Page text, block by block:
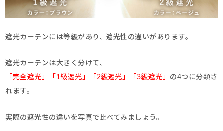
遮光カーテンには等級があり、遮光性の違いがあります。
遮光カーテンは大きく分けて、
「完全遮光」「1級遮光」「2級遮光」「3級遮光」 の4つに分類さ
れます。
実際の遮光性の違いを写真で比べてみましょう。